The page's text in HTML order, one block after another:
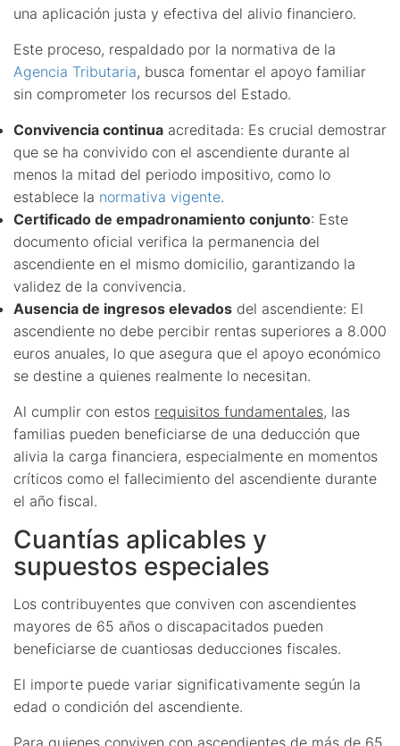
una aplicación justa y efectiva del alivio financiero.
Este proceso, respaldado por la normativa de la
Agencia Tributaria, busca fomentar el apoyo familiar
sin comprometer los recursos del Estado.
Convivencia continua acreditada: Es crucial demostrar
que se ha convivido con el ascendiente durante al
menos la mitad del periodo impositivo, como lo
establece la normativa vigente.
Certificado de empadronamiento conjunto: Este
documento oficial verifica la permanencia del
ascendiente en el mismo domicilio, garantizando la
validez de la convivencia.
Ausencia de ingresos elevados del ascendiente: El
ascendiente no debe percibir rentas superiores a 8.000
euros anuales, lo que asegura que el apoyo económico
se destine a quienes realmente lo necesitan.
Al cumplir con estos requisitos fundamentales, las
familias pueden beneficiarse de una deducción que
alivia la carga financiera, especialmente en momentos
críticos como el fallecimiento del ascendiente durante
el año fiscal.
Cuantías aplicables y
supuestos especiales
Los contribuyentes que conviven con ascendientes
mayores de 65 años o discapacitados pueden
beneficiarse de cuantiosas deducciones fiscales.
El importe puede variar significativamente según la
edad o condición del ascendiente.
Para quienes conviven con ascendientes de más de 65